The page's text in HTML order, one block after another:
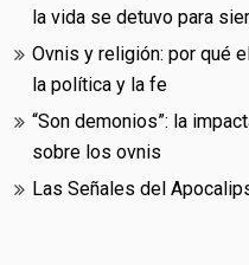
la vida se detuvo para
Ovnis y religión: por qué
la política y la fe
“Son demonios”: la
sobre los ovnis
Las Señales del